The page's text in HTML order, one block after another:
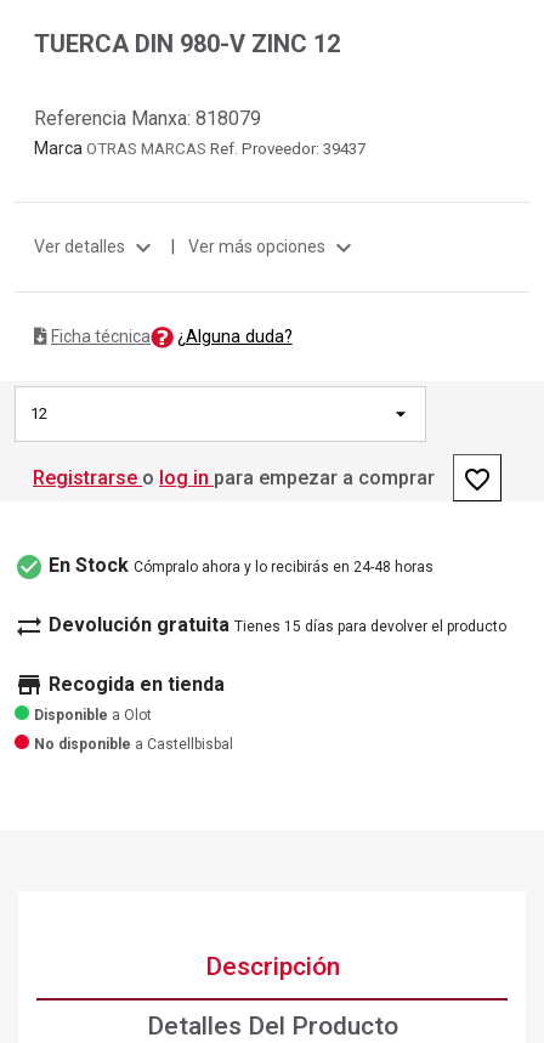
TUERCA DIN 980-V ZINC 12
Referencia Manxa: 818079
Marca OTRAS MARCAS Ref. Proveedor: 39437
Ver detalles expand_more | Ver más opciones expand_more
Ficha técnica ¿Alguna duda?
12
Registrarse o log in para empezar a comprar favorite_border
check_circle En Stock Cómpralo ahora y lo recibirás en 24-48 horas
sync_alt Devolución gratuita Tienes 15 días para devolver el producto
store Recogida en tienda
Disponible a Olot
No disponible a Castellbisbal
Descripción
Detalles Del Producto